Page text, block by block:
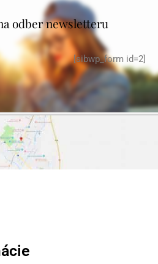
odber newsletteru
[sibwp_form id=2]